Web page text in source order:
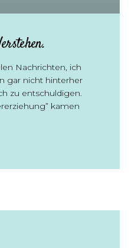
Nachrichten, ich
gar nicht hinterher
zu entschuldigen.
kamen